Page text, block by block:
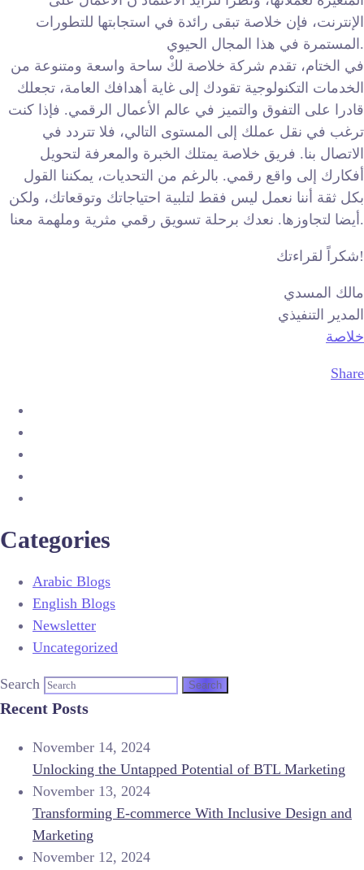
الإنترنت، فإن خلاصة تبقى رائدة في استجابتها للتطورات
المستمرة في هذا المجال الحيوي.
في الختام، تقدم شركة خلاصة لكْ ساحة واسعة ومتنوعة من
الخدمات التكنولوجية تقودك إلى غاية أهدافك العامة، تجعلك
قادرا على التفوق والتميز في عالم الأعمال الرقمي. فإذا كنت
ترغب في نقل عملك إلى المستوى التالي، فلا تتردد في
الاتصال بنا. فريق خلاصة يمتلك الخبرة والمعرفة لتحويل
أفكارك إلى واقع رقمي. بالرغم من التحديات، يمكننا القول
بكل ثقة أننا نعمل ليس فقط لتلبية احتياجاتك وتوقعاتك، ولكن
أيضا لتجاوزها. نعدك برحلة تسويق رقمي مثرية وملهمة معنا.
شكراً لقراءتك!
مالك المسدي
المدير التنفيذي
خلاصة
Share
Categories
Arabic Blogs
English Blogs
Newsletter
Uncategorized
Search
Recent Posts
November 14, 2024
Unlocking the Untapped Potential of BTL Marketing
November 13, 2024
Transforming E-commerce With Inclusive Design and
Marketing
November 12, 2024